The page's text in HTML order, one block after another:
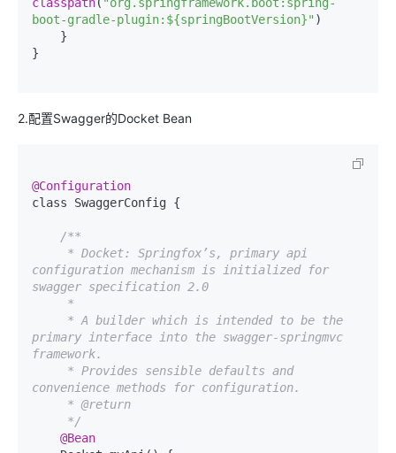
boot-gradle-plugin:${springBootVersion}" )
}
2.配置Swagger的Docket Bean
@Configuration
class SwaggerConfig {
/**
configuration mechanism is initialized for
swagger specification 2.0
primary interface into the swagger-springmvc
framework.
convenience methods for configuration.
     */
@Bean